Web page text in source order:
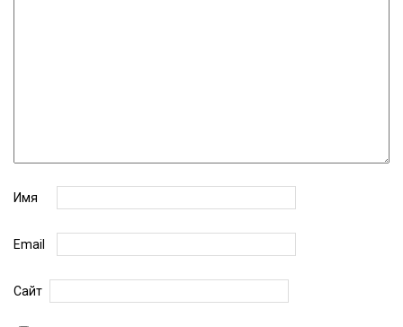
Имя
Email
Сайт